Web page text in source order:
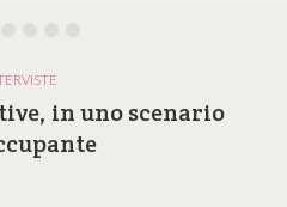
in uno scenario